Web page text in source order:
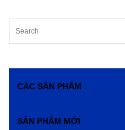
CÁC SẢN PHẨM
SẢN PHẨM MỚI